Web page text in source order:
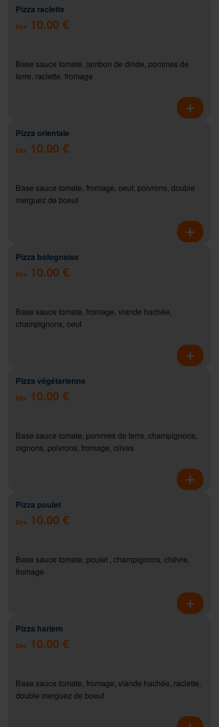
Pizza raclette
Dès 10.00 €
Base sauce tomate, jambon de dinde, pommes de
terre, raclette, fromage
Pizza orientale
Dès 10.00 €
Base sauce tomate, fromage, oeuf, poivrons, double
merguez de boeuf
Pizza bolognaise
Dès 10.00 €
Base sauce tomate, fromage, viande hachée,
champignons, oeuf
Pizza végétarienne
Dès 10.00 €
Base sauce tomate, pommes de terre, champignons,
oignons, poivrons, fromage, olives
Pizza poulet
Dès 10.00 €
Base sauce tomate, poulet , champignons, chèvre,
fromage
Pizza harlem
Dès 10.00 €
Base sauce tomate, fromage, viande hachée, raclette,
double merguez de boeuf